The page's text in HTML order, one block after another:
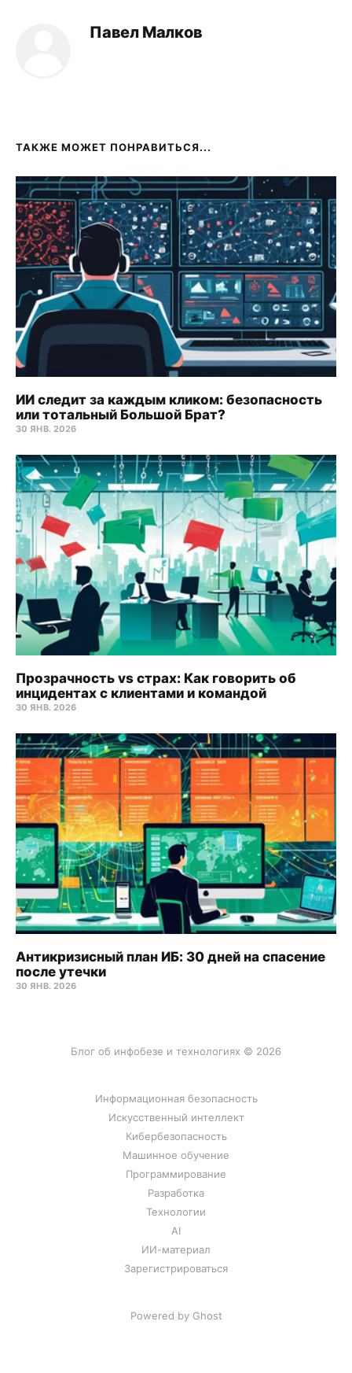
Павел Малков
ТАКЖЕ МОЖЕТ ПОНРАВИТЬСЯ...
ИИ следит за каждым кликом: безопасность
или тотальный Большой Брат?
30 ЯНВ. 2026
Прозрачность vs страх: Как говорить об
инцидентах с клиентами и командой
30 ЯНВ. 2026
Антикризисный план ИБ: 30 дней на спасение
после утечки
30 ЯНВ. 2026
Блог об инфобезе и технологиях © 2026
Информационная безопасность
Искусственный интеллект
Кибербезопасность
Машинное обучение
Программирование
Разработка
Технологии
AI
ИИ-материал
Зарегистрироваться
Powered by Ghost